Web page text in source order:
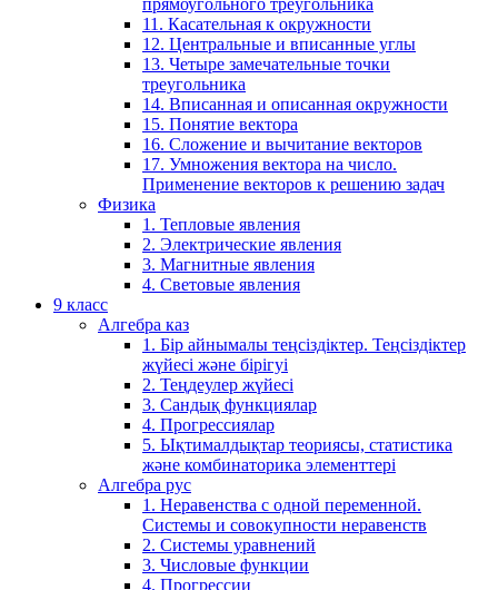
11. Касательная к окружности
12. Центральные и вписанные углы
13. Четыре замечательные точки
треугольника
14. Вписанная и описанная окружности
15. Понятие вектора
16. Сложение и вычитание векторов
17. Умножения вектора на число.
Применение векторов к решению задач
Физика
1. Тепловые явления
2. Электрические явления
3. Магнитные явления
4. Световые явления
9 класс
Алгебра каз
1. Бір айнымалы теңсіздіктер. Теңсіздіктер
жүйесі және бірігуі
2. Теңдеулер жүйесі
3. Сандық функциялар
4. Прогрессиялар
5. Ықтималдықтар теориясы, статистика
және комбинаторика элементтері
Алгебра рус
1. Неравенства с одной переменной.
Системы и совокупности неравенств
2. Системы уравнений
3. Числовые функции
4. Прогрессии